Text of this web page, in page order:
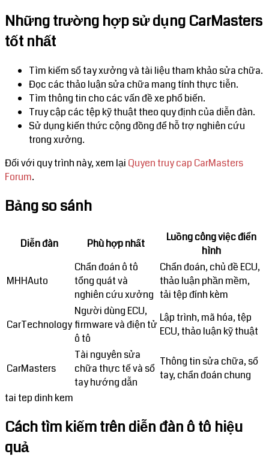
Những trường hợp sử dụng CarMasters
tốt nhất
Tìm kiếm sổ tay xưởng và tài liệu tham khảo sửa chữa.
Đọc các thảo luận sửa chữa mang tính thực tiễn.
Tìm thông tin cho các vấn đề xe phổ biến.
Truy cập các tệp kỹ thuật theo quy định của diễn đàn.
Sử dụng kiến thức cộng đồng để hỗ trợ nghiên cứu
trong xưởng.
Đối với quy trình này, xem lại Quyen truy cap CarMasters
Forum.
Bảng so sánh
Diễn đàn Phù hợp nhất
Luồng công việc điển
hình
MHHAuto
Chẩn đoán ô tô
tổng quát và
nghiên cứu xưởng
Chẩn đoán, chủ đề ECU,
thảo luận phần mềm,
tải tệp đính kèm
CarTechnology
Người dùng ECU,
firmware và điện tử
ô tô
Lập trình, mã hóa, tệp
ECU, thảo luận kỹ thuật
CarMasters
Tài nguyên sửa
chữa thực tế và sổ
tay hướng dẫn
Thông tin sửa chữa, sổ
tay, chẩn đoán chung
tai tep dinh kem
Cách tìm kiếm trên diễn đàn ô tô hiệu
quả